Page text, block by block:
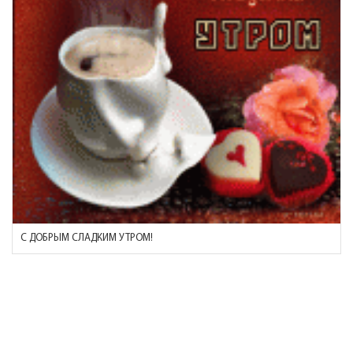
С ДОБРЫМ СЛАДКИМ УТРОМ!